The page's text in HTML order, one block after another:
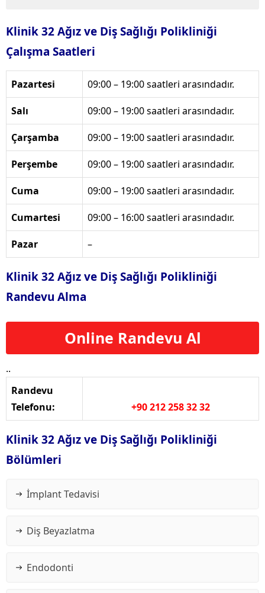
Klinik 32 Ağız ve Diş Sağlığı Polikliniği
Çalışma Saatleri
Pazartesi 09:00 – 19:00 saatleri arasındadır.
Salı 09:00 – 19:00 saatleri arasındadır.
Çarşamba 09:00 – 19:00 saatleri arasındadır.
Perşembe 09:00 – 19:00 saatleri arasındadır.
Cuma 09:00 – 19:00 saatleri arasındadır.
Cumartesi 09:00 – 16:00 saatleri arasındadır.
Pazar –
Klinik 32 Ağız ve Diş Sağlığı Polikliniği
Randevu Alma
Online Randevu Al
..
Randevu
Telefonu:
+90 212 258 32 32
Klinik 32 Ağız ve Diş Sağlığı Polikliniği
Bölümleri
İmplant Tedavisi
Diş Beyazlatma
Endodonti